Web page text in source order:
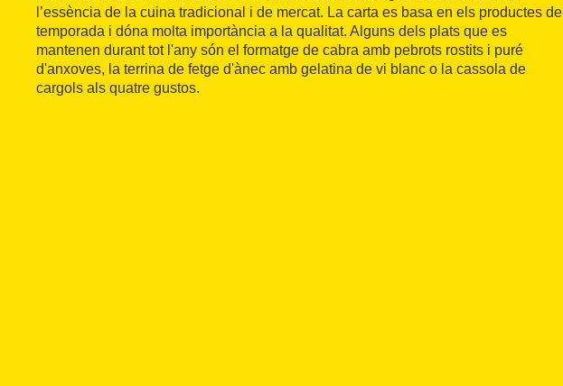
l’essència de la cuina tradicional i de mercat. La carta es basa en els productes de
temporada i dóna molta importància a la qualitat. Alguns dels plats que es
mantenen durant tot l'any són el formatge de cabra amb pebrots rostits i puré
d'anxoves, la terrina de fetge d'ànec amb gelatina de vi blanc o la cassola de
cargols als quatre gustos.